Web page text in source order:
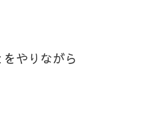
やりながら